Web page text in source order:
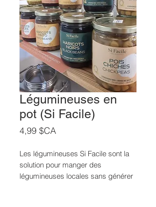
Légumineuses en
pot (Si Facile)
4,99 $CAPrix
Les légumineuses Si Facile sont la
solution pour manger des
légumineuses locales sans générer